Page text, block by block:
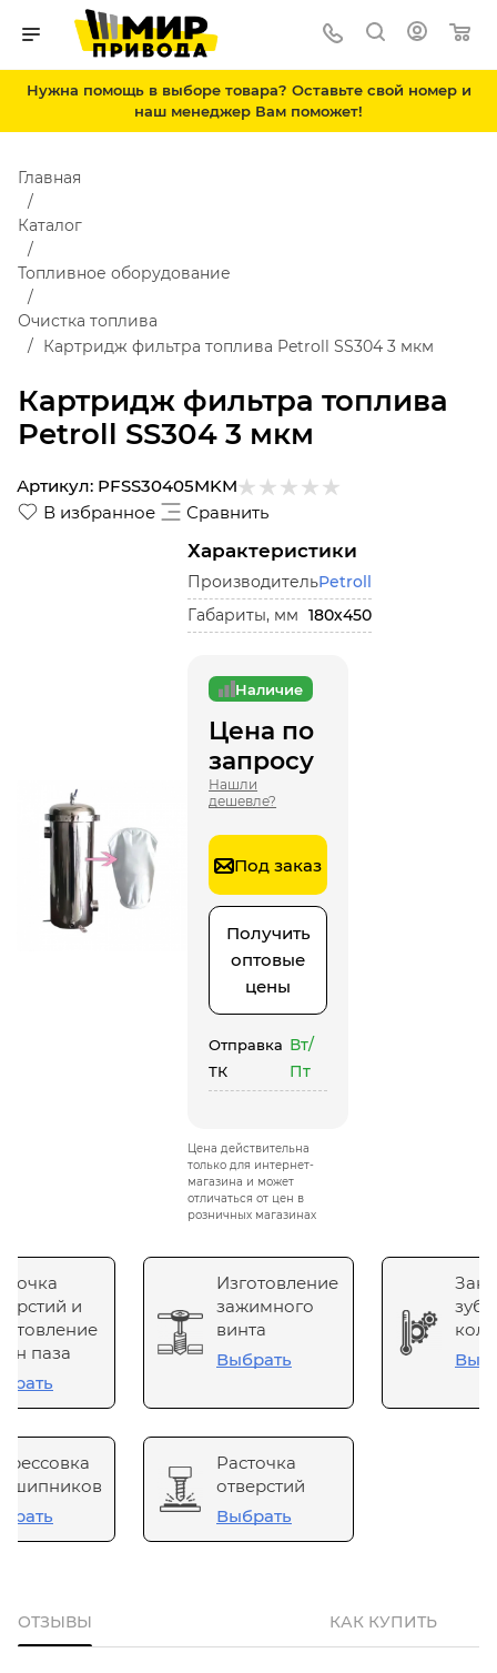
Нужна помощь в выборе товара? Оставьте свой номер и
наш менеджер Вам поможет!
Картридж фильтра топлива
Petroll SS304 3 мкм
Главная
Каталог
Топливное оборудование
Очистка топлива
Картридж фильтра топлива Petroll SS304 3 мкм
В избранное Сравнить
Артикул: PFSS30405MKM
Характеристики
ПроизводительPetroll
Габариты, мм 180х450
Наличие
Цена по
запросу
Нашли
дешевле?
Под заказ
Получить
оптовые
цены
Отправка
ТК
Вт/
Пт
Цена действительна
только для интернет-
магазина и может
отличаться от цен в
розничных магазинах
и
паза
Изготовление
зажимного
винта
Выбрать
Расточка
отверстий
Выбрать
ОТЗЫВЫ КАК КУПИТЬ